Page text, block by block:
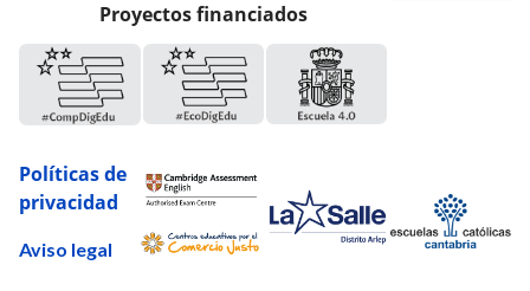
Proyectos financiados
Políticas de
privacidad
Aviso legal